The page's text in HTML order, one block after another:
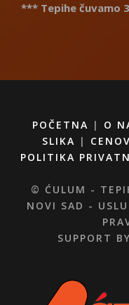
*** Tepihe čuvamo
POČETNA | O
SLIKA |
POLITIKA
© ĆULUM -
NOVI SAD -
SUPPORT BY